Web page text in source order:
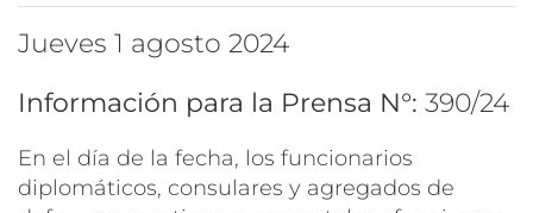
jueves 1 agosto 2024
Información para la Prensa N°: 390/24
En el día de la fecha, los funcionarios
diplomáticos, consulares y agregados de